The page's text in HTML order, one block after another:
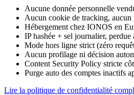
Aucune donnée personnelle
Aucun cookie de tracking,
Hébergement chez IONOS en
IP hashée + sel journalier, perdue
Mode hors ligne strict (zéro
Aucun profilage ni décision
Content Security Policy stricte
Purge auto des comptes inactifs
Lire la politique de confidentialité